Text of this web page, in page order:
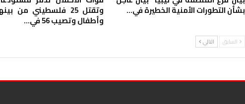
بشأن التطورات الأمنية الخطيرة في… وتقتل 25 فلسطيني من
وأطفال وتصيب 56 في…
السابق التالي